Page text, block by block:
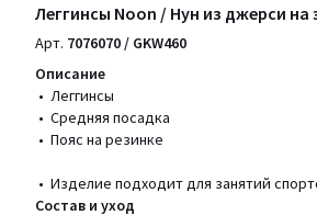
Леггинсы Noon / Нун из джерси на
Арт. 7076070 / GKW460
Описание
• Леггинсы
• Средняя посадка
• Пояс на резинке
• Изделие подходит для занятий
Состав и уход